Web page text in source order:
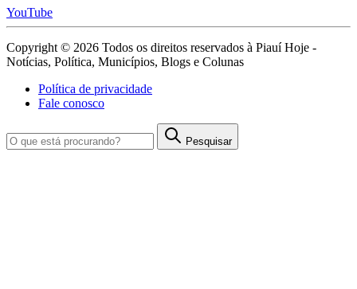
YouTube
Copyright © 2026 Todos os direitos reservados à Piauí Hoje -
Notícias, Política, Municípios, Blogs e Colunas
Política de privacidade
Fale conosco
Pesquisar